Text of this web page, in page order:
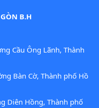
B.H
Cầu Ông Lãnh, Thành
Bàn Cờ, Thành phố Hồ
Diên Hồng, Thành phố